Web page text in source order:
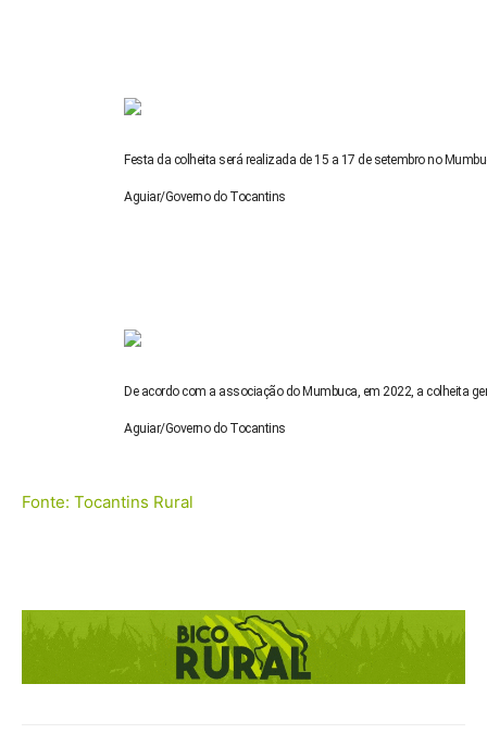
Festa da colheita será realizada de 15 a 17 de setembro no
Aguiar/Governo do Tocantins
De acordo com a associação do Mumbuca, em 2022, a colheita
Aguiar/Governo do Tocantins
Fonte: Tocantins Rural